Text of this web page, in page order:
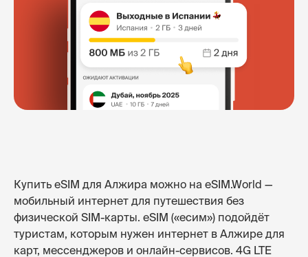
Купить eSIM для Алжира можно на eSIM.World —
мобильный интернет для путешествия без
физической SIM-карты. eSIM («есим») подойдёт
туристам, которым нужен интернет в Алжире для
карт, мессенджеров и онлайн-сервисов. 4G LTE